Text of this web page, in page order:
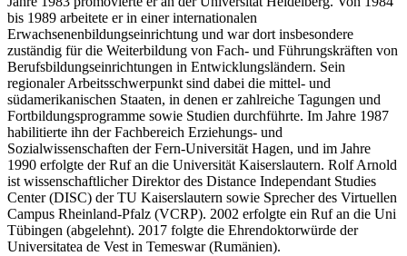
bis 1989 arbeitete er in einer internationalen
Erwachsenenbildungseinrichtung und war dort insbesondere
zuständig für die Weiterbildung von Fach- und Führungskräften von
Berufsbildungseinrichtungen in Entwicklungsländern. Sein
regionaler Arbeitsschwerpunkt sind dabei die mittel- und
südamerikanischen Staaten, in denen er zahlreiche Tagungen und
Fortbildungsprogramme sowie Studien durchführte. Im Jahre 1987
habilitierte ihn der Fachbereich Erziehungs- und
Sozialwissenschaften der Fern-Universität Hagen, und im Jahre
1990 erfolgte der Ruf an die Universität Kaiserslautern. Rolf Arnold
ist wissenschaftlicher Direktor des Distance Independant Studies
Center (DISC) der TU Kaiserslautern sowie Sprecher des Virtuellen
Campus Rheinland-Pfalz (VCRP). 2002 erfolgte ein Ruf an die Uni
Tübingen (abgelehnt). 2017 folgte die Ehrendoktorwürde der
Universitatea de Vest in Temeswar (Rumänien).